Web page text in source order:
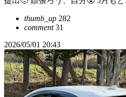
thumb_up 282
comment31
2026/05/01 20:43